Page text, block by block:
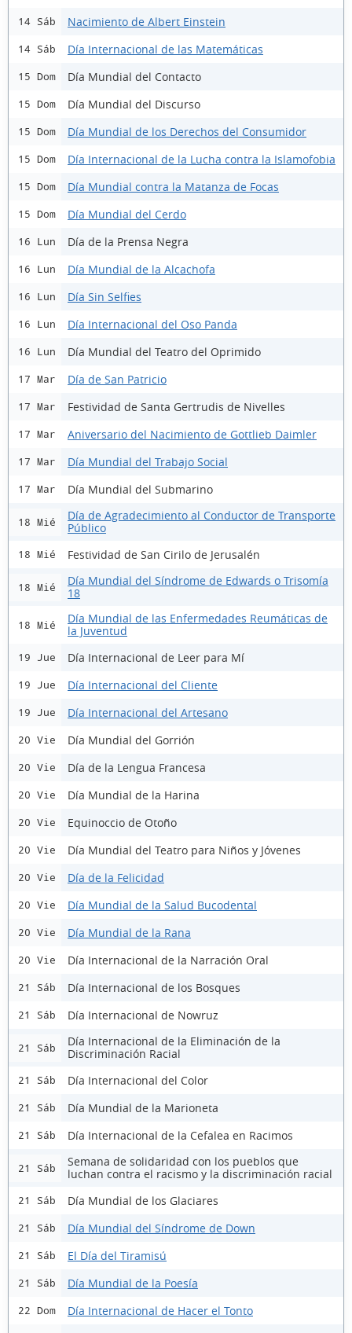
14 Sáb Nacimiento de Albert Einstein
14 Sáb Día Internacional de las Matemáticas
15 Dom Día Mundial del Contacto
15 Dom Día Mundial del Discurso
15 Dom Día Mundial de los Derechos del Consumidor
15 Dom Día Internacional de la Lucha contra la Islamofobia
15 Dom Día Mundial contra la Matanza de Focas
15 Dom Día Mundial del Cerdo
16 Lun Día de la Prensa Negra
16 Lun Día Mundial de la Alcachofa
16 Lun Día Sin Selfies
16 Lun Día Internacional del Oso Panda
16 Lun Día Mundial del Teatro del Oprimido
17 Mar Día de San Patricio
17 Mar Festividad de Santa Gertrudis de Nivelles
17 Mar Aniversario del Nacimiento de Gottlieb Daimler
17 Mar Día Mundial del Trabajo Social
17 Mar Día Mundial del Submarino
18 Mié
Día de Agradecimiento al Conductor de Transporte
Público
18 Mié Festividad de San Cirilo de Jerusalén
18 Mié
Día Mundial del Síndrome de Edwards o Trisomía
18
18 Mié
Día Mundial de las Enfermedades Reumáticas de
la Juventud
19 Jue Día Internacional de Leer para Mí
19 Jue Día Internacional del Cliente
19 Jue Día Internacional del Artesano
20 Vie Día Mundial del Gorrión
20 Vie Día de la Lengua Francesa
20 Vie Día Mundial de la Harina
20 Vie Equinoccio de Otoño
20 Vie Día Mundial del Teatro para Niños y Jóvenes
20 Vie Día de la Felicidad
20 Vie Día Mundial de la Salud Bucodental
20 Vie Día Mundial de la Rana
20 Vie Día Internacional de la Narración Oral
21 Sáb Día Internacional de los Bosques
21 Sáb Día Internacional de Nowruz
21 Sáb
Día Internacional de la Eliminación de la
Discriminación Racial
21 Sáb Día Internacional del Color
21 Sáb Día Mundial de la Marioneta
21 Sáb Día Internacional de la Cefalea en Racimos
21 Sáb
Semana de solidaridad con los pueblos que
luchan contra el racismo y la discriminación racial
21 Sáb Día Mundial de los Glaciares
21 Sáb Día Mundial del Síndrome de Down
21 Sáb El Día del Tiramisú
21 Sáb Día Mundial de la Poesía
22 Dom Día Internacional de Hacer el Tonto